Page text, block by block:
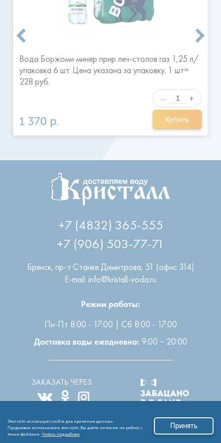
Я ознакомился и согласен с
Вода Боржоми минер прир леч-столов газ 1,25 л/
упаковка 6 шт. Цена указана за упаковку. 1 шт=
228 руб.
1 370 р. Купить
— +
+7 (4832) 365-555
+7 (906) 503-77-71
Брянск
пр-т Станке Димитрова, 51 (офис 314)
E-mail: info@kristall-voda.ru
Режим работы:
Пн-Пт 8:00 - 17:00 | Сб 8:00 - 17:00
Доставка воды ежедневно: 9:00 − 20:00
ЗАКАЗАТЬ ЧЕРЕЗ:
Все права защищены2004-2026 © ООО “Кристалл”
Обработка персональных данных
Этот сайт использует cookie для хранения данных.
Продолжая использовать этот сайт, Вы даёте согласие на работу с
этими файлами.
Читать подробнее
Принять